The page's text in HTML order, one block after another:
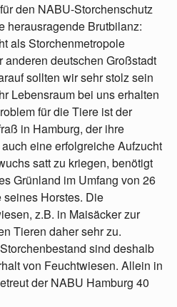
den NABU-Storchenschutz
herausragende Brutbilanz:
als Storchenmetropole
deutschen Großstadt
sollten wir sehr stolz sein
Lebensraum bei uns erhalten
für die Tiere ist der
in Hamburg, der ihre
eine erfolgreiche Aufzucht
satt zu kriegen, benötigt
Grünland im Umfang von 26
Horstes. Die
z.B. in Maisäcker zur
Tieren daher sehr zu.
sind deshalb
von Feuchtwiesen. Allein in
der NABU Hamburg 40